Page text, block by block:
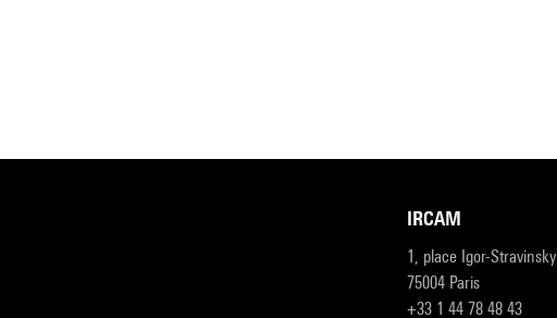
IRCAM
1, place Igor-Stravinsky
75004 Paris
+33 1 44 78 48 43